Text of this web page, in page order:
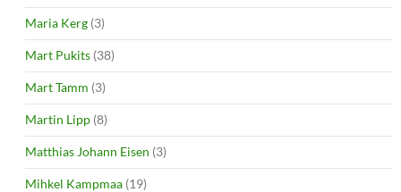
Maria Kerg (3)
Mart Pukits (38)
Mart Tamm (3)
Martin Lipp (8)
Matthias Johann Eisen (3)
Mihkel Kampmaa (19)